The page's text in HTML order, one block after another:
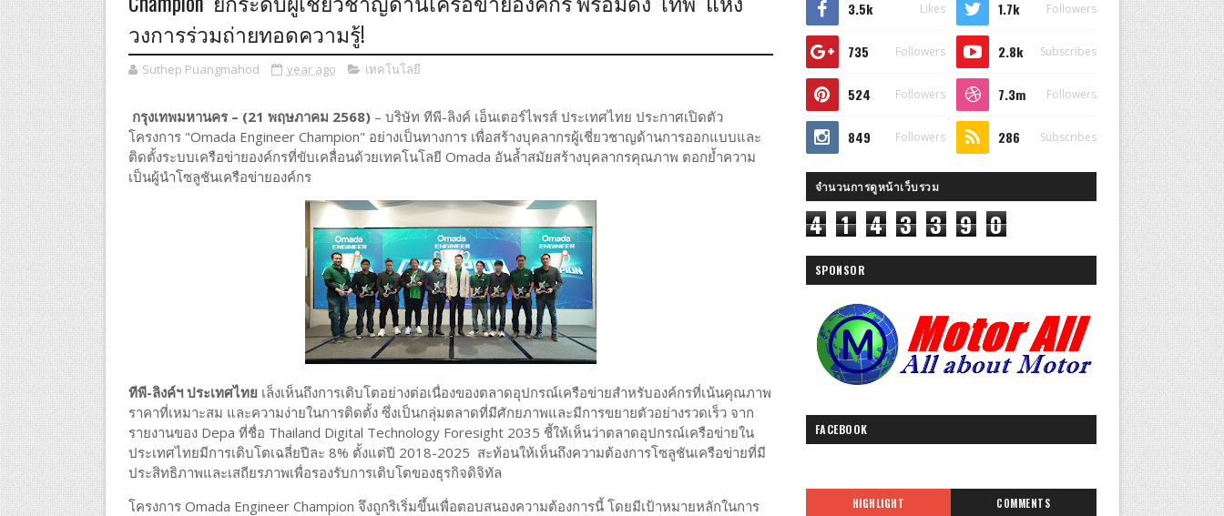
วงการร่วมถ่ายทอดความรู้!
Suthep Puangmahod year ago เทคโนโลยี
กรุงเทพมหานคร – (21 พฤษภาคม 2568)– บริษัท ทีพี-ลิงค์ เอ็นเตอร์ไพรส์ ประเทศไทย ประกาศเปิดตัว
โครงการ "Omada Engineer Champion" อย่างเป็นทางการ เพื่อสร้างบุคลากรผู้เชี่ยวชาญด้านการออกแบบและ
ติดตั้งระบบเครือข่ายองค์กรที่ขับเคลื่อนด้วยเทคโนโลยี Omada อันล้ำสมัยสร้างบุคลากรคุณภาพ ตอกย้ำความ
เป็นผู้นำโซลูชันเครือข่ายองค์กร
ทีพี-ลิงค์ฯ ประเทศไทย เล็งเห็นถึงการเติบโตอย่างต่อเนื่องของตลาดอุปกรณ์เครือข่ายสำหรับองค์กรที่เน้นคุณภาพ
ราคาที่เหมาะสม และความง่ายในการติดตั้ง ซึ่งเป็นกลุ่มตลาดที่มีศักยภาพและมีการขยายตัวอย่างรวดเร็ว จาก
รายงานของ Depa ที่ชื่อ Thailand Digital Technology Foresight 2035 ชี้ให้เห็นว่าตลาดอุปกรณ์เครือข่ายใน
ประเทศไทยมีการเติบโตเฉลี่ยปีละ 8% ตั้งแต่ปี 2018-2025 สะท้อนให้เห็นถึงความต้องการโซลูชันเครือข่ายที่มี
ประสิทธิภาพและเสถียรภาพเพื่อรองรับการเติบโตของธุรกิจดิจิทัล
โครงการ Omada Engineer Champion จึงถูกริเริ่มขึ้นเพื่อตอบสนองความต้องการนี้ โดยมีเป้าหมายหลักในการ
3.5k Likes 1.7k Followers
735 Followers 2.8k Subscribes
524 Followers 7.3m Followers
849 Followers 286 Subscribes
จำนวนการดูหน้าเว็บรวม
4 1 4 3 3 9 0
SPONSOR
FACEBOOK
HIGHLIGHT COMMENTS